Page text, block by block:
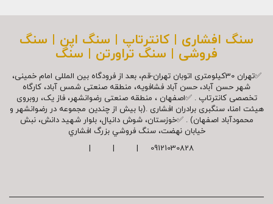
سنگ افشاری | کانترتاپ | سنگ اپن | سنگ
فروشی | سنگ تراورتن | سنگ
✅تهران 30کیلومتری اتوبان تهران-قم، بعد از فرودگاه بین المللی امام خمینی،
شهر حسن آباد، حسن آباد فشافویه، منطقه صنعتی شمس آباد، کارگاه
تخصصی کانترتاپ . ✅اصفهان ، منطقه صنعتی رضوانشهر، فاز یک، روبروی
هیئت امنا، سنگبری برادران افشاری .(با بیش از چندین مجموعه در رضوانشهر و
محمودآباد اصفهان) . ✅خوزستان، شوش دانیال، بلوار شهيد دانش، نبش
خیابان نهضت، سنگ فروشي بزرگ افشاري
09121030828 | | |